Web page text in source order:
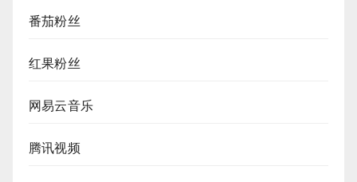
番茄粉丝
红果粉丝
网易云音乐
腾讯视频